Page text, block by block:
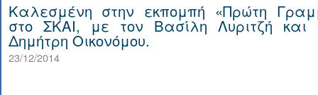
Καλεσμένη στην εκπομπή «Πρώτη
στο ΣΚΑΙ, με τον Βασίλη Λυριτζή και
Δημήτρη Οικονόμου.
23/12/2014